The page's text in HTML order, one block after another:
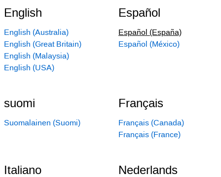
English
English (Australia)
English (Great Britain)
English (Malaysia)
English (USA)
Español
Español (España)
Español (México)
suomi
Suomalainen (Suomi)
Français
Français (Canada)
Français (France)
Italiano Nederlands